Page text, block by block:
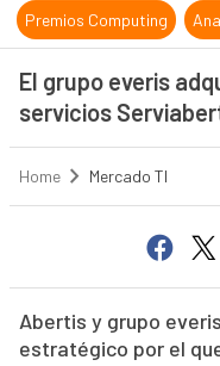
Premios Computing
El grupo everis
servicios
Home Mercado TI
Abertis y grupo
estratégico por el